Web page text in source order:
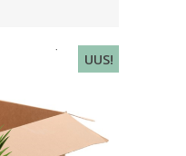
UUS!